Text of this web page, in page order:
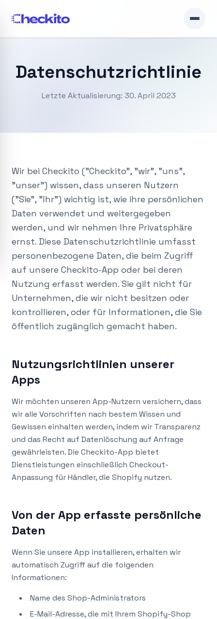
Datenschutzrichtlinie
Letzte Aktualisierung: 30. April 2023
Wir bei Checkito ("Checkito", "wir", "uns",
"unser") wissen, dass unseren Nutzern
("Sie", "Ihr") wichtig ist, wie ihre persönlichen
Daten verwendet und weitergegeben
werden, und wir nehmen Ihre Privatsphäre
ernst. Diese Datenschutzrichtlinie umfasst
personenbezogene Daten, die beim Zugriff
auf unsere Checkito-App oder bei deren
Nutzung erfasst werden. Sie gilt nicht für
Unternehmen, die wir nicht besitzen oder
kontrollieren, oder für Informationen, die Sie
öffentlich zugänglich gemacht haben.
Nutzungsrichtlinien unserer
Apps
Wir möchten unseren App-Nutzern versichern, dass
wir alle Vorschriften nach bestem Wissen und
Gewissen einhalten werden, indem wir Transparenz
und das Recht auf Datenlöschung auf Anfrage
gewährleisten. Die Checkito-App bietet
Dienstleistungen einschließlich Checkout-
Anpassung für Händler, die Shopify nutzen.
Von der App erfasste persönliche
Daten
Wenn Sie unsere App installieren, erhalten wir
automatisch Zugriff auf die folgenden
Informationen:
Name des Shop-Administrators
E-Mail-Adresse, die mit Ihrem Shopify-Shop